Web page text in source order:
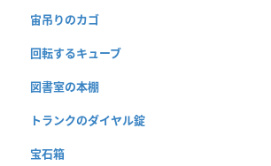
宙吊りのカゴ
回転するキューブ
図書室の本棚
トランクのダイヤル錠
宝石箱